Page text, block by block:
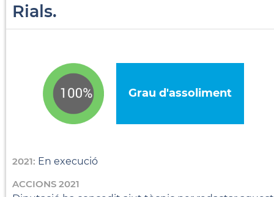
Rials.
Grau d'assoliment
2021: En execució
ACCIONS 2021